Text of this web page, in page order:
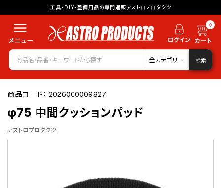
工具・DIY・整備用品の専門通販アストロプロダクツ
0
全カテゴリ 検索
商品コード：2026000009827
φ75 中間クッションパッド
アストロプロダクツ